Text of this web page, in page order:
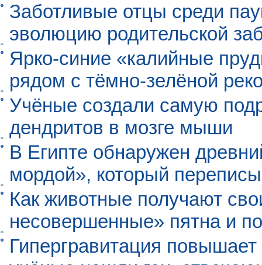
Заботливые отцы среди
эволюцию родительской
Ярко-синие «калийные
рядом с тёмно-зелёной
Учёные создали самую
дендритов в мозге мыши
В Египте обнаружен
мордой», который
Как животные получают
несовершенные» пятна и
Гипергравитация